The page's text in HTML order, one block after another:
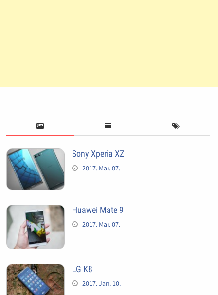
Sony Xperia XZ
2017. Mar. 07.
Huawei Mate 9
2017. Mar. 07.
LG K8
2017. Jan. 10.